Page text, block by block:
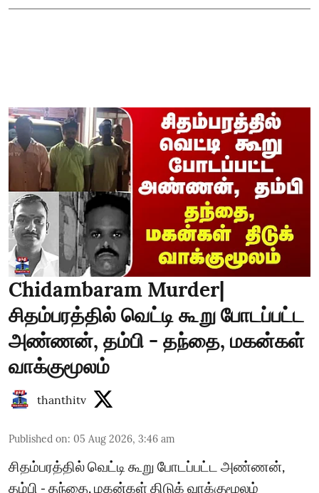
Chidambaram Murder|
சிதம்பரத்தில் வெட்டி கூறு போடப்பட்ட
அண்ணன், தம்பி - தந்தை, மகன்கள்
வாக்குமூலம்
thanthitv
Published on: 05 Aug 2026, 3:46 am
சிதம்பரத்தில் வெட்டி கூறு போடப்பட்ட அண்ணன்,
தம்பி - தந்தை, மகன்கள் திடுக் வாக்குமூலம்